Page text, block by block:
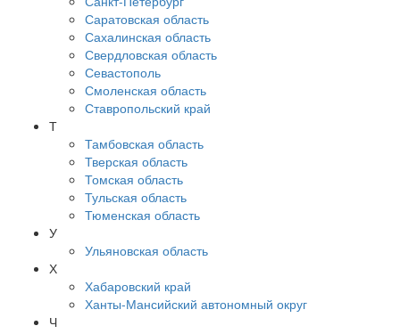
Саратовская область
Сахалинская область
Свердловская область
Севастополь
Смоленская область
Ставропольский край
Т
Тамбовская область
Тверская область
Томская область
Тульская область
Тюменская область
У
Ульяновская область
Х
Хабаровский край
Ханты-Мансийский автономный округ
Ч